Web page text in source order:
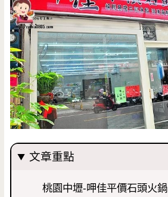
文章重點
桃園中壢-呷佳平價石頭火鍋